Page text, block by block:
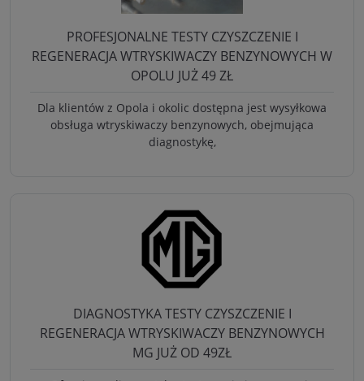
PROFESJONALNE TESTY CZYSZCZENIE I
REGENERACJA WTRYSKIWACZY BENZYNOWYCH W
OPOLU JUŻ 49 ZŁ
Dla klientów z Opola i okolic dostępna jest wysyłkowa
obsługa wtryskiwaczy benzynowych, obejmująca
diagnostykę,
DIAGNOSTYKA TESTY CZYSZCZENIE I
REGENERACJA WTRYSKIWACZY BENZYNOWYCH
MG JUŻ OD 49ZŁ